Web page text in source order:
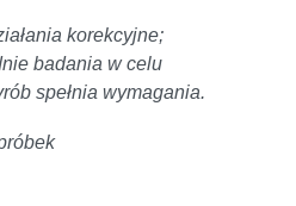
korekcyjne;
badania w celu
spełnia wymagania.